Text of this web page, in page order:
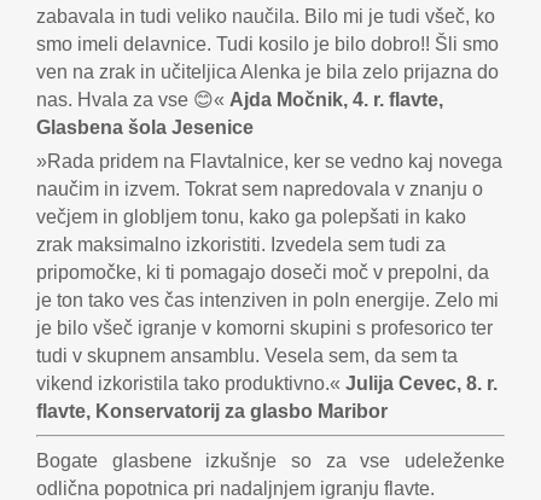
zabavala in tudi veliko naučila. Bilo mi je tudi všeč, ko
smo imeli delavnice. Tudi kosilo je bilo dobro!! Šli smo
ven na zrak in učiteljica Alenka je bila zelo prijazna do
nas. Hvala za vse 😊« Ajda Močnik, 4. r. flavte,
Glasbena šola Jesenice
»Rada pridem na Flavtalnice, ker se vedno kaj novega
naučim in izvem. Tokrat sem napredovala v znanju o
večjem in globljem tonu, kako ga polepšati in kako
zrak maksimalno izkoristiti. Izvedela sem tudi za
pripomočke, ki ti pomagajo doseči moč v prepolni, da
je ton tako ves čas intenziven in poln energije. Zelo mi
je bilo všeč igranje v komorni skupini s profesorico ter
tudi v skupnem ansamblu. Vesela sem, da sem ta
vikend izkoristila tako produktivno.« Julija Cevec, 8. r.
flavte, Konservatorij za glasbo Maribor
Bogate glasbene izkušnje so za vse udeleženke
odlična popotnica pri nadaljnjem igranju flavte.